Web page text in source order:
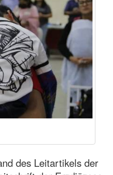
des Leitartikels der